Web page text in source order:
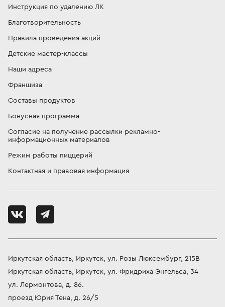
Инструкция по удалению ЛК
Благотворительность
Правила проведения акций
Детские мастер-классы
Наши адреса
Франшиза
Составы продуктов
Бонусная программа
Согласие на получение рассылки рекламно-
информационных материалов
Режим работы пиццерий
Контактная и правовая информация
Иркутская область, Иркутск, ул. Розы Люксембург, 215В
Иркутская область, Иркутск, ул. Фридриха Энгельса, 34
ул. Лермонтова, д. 86.
проезд Юрия Тена, д. 26/5